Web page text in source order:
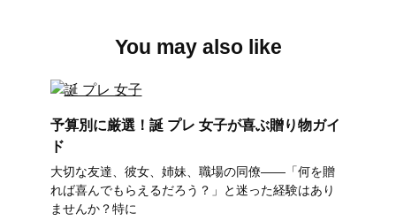
You may also like
予算別に厳選！誕 プレ 女子が喜ぶ贈り物ガイ
ド
大切な友達、彼女、姉妹、職場の同僚――「何を贈
れば喜んでもらえるだろう？」と迷った経験はあり
ませんか？特に